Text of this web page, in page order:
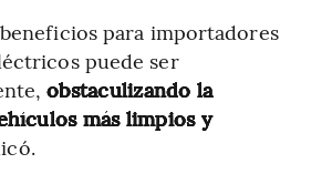
para importadores
puede ser
obstaculizando la
más limpios y